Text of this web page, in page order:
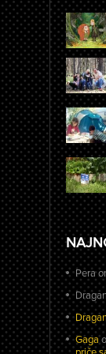
Pera
Gaga